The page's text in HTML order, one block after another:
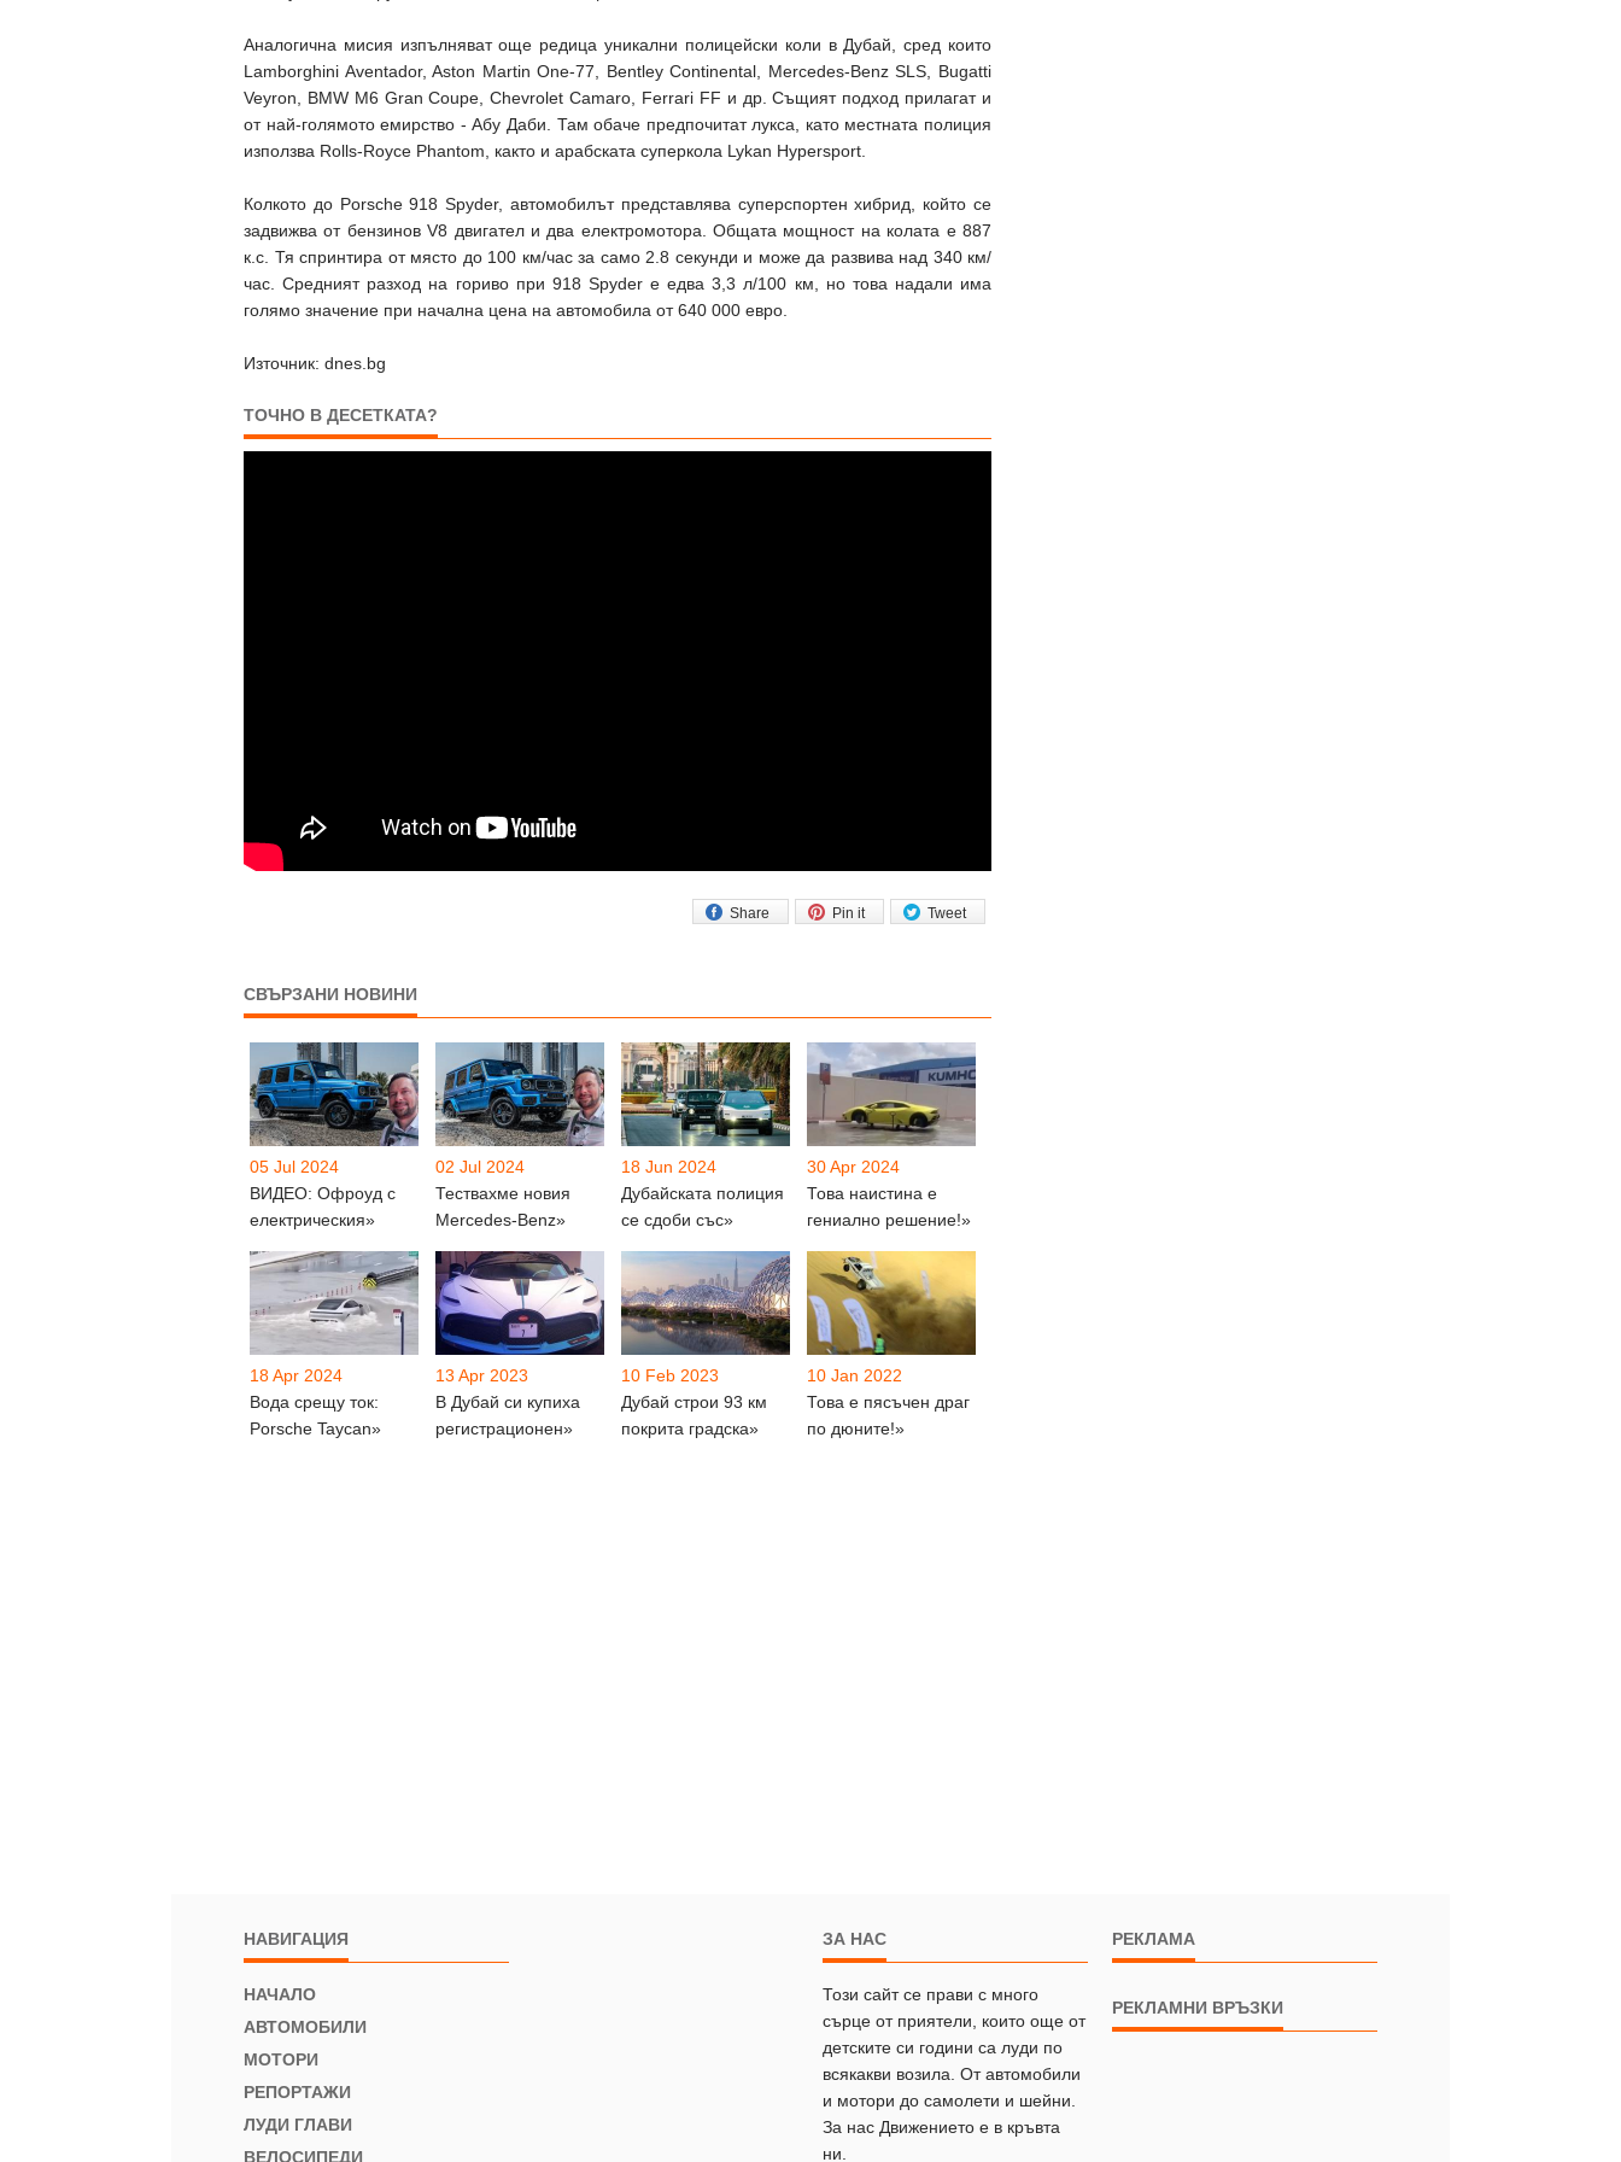
Аналогична мисия изпълняват още редица уникални полицейски коли в Дубай, сред които
Lamborghini Aventador, Aston Martin One-77, Bentley Continental, Mercedes-Benz SLS, Bugatti
Veyron, BMW M6 Gran Coupe, Chevrolet Camaro, Ferrari FF и др. Същият подход прилагат и
от най-голямото емирство - Абу Даби. Там обаче предпочитат лукса, като местната полиция
използва Rolls-Royce Phantom, както и арабската суперкола Lykan Hypersport.
Колкото до Porsche 918 Spyder, автомобилът представлява суперспортен хибрид, който се
задвижва от бензинов V8 двигател и два електромотора. Общата мощност на колата е 887
к.с. Тя спринтира от място до 100 км/час за само 2.8 секунди и може да развива над 340 км/
час. Средният разход на гориво при 918 Spyder е едва 3,3 л/100 км, но това надали има
голямо значение при начална цена на автомобила от 640 000 евро.
Източник: dnes.bg
ТОЧНО В ДЕСЕТКАТА?
Tweet
Pin it
Share
СВЪРЗАНИ НОВИНИ
05 Jul 2024
ВИДЕО: Офроуд с
електрическия»
02 Jul 2024
Тествахме новия
Mercedes-Benz»
18 Jun 2024
Дубайската полиция
се сдоби със»
30 Apr 2024
Това наистина е
гениално решение!»
18 Apr 2024
Вода срещу ток:
Porsche Taycan»
13 Apr 2023
В Дубай си купиха
регистрационен»
10 Feb 2023
Дубай строи 93 км
покрита градска»
10 Jan 2022
Това е пясъчен драг
по дюните!»
НАВИГАЦИЯ
НАЧАЛО
АВТОМОБИЛИ
МОТОРИ
РЕПОРТАЖИ
ЛУДИ ГЛАВИ
ВЕЛОСИПЕДИ
ЗА НАС
Този сайт се прави с много
сърце от приятели, които още от
детските си години са луди по
всякакви возила. От автомобили
и мотори до самолети и шейни.
За нас Движението е в кръвта
ни.
РЕКЛАМА
РЕКЛАМНИ ВРЪЗКИ